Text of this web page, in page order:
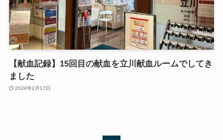
【献血記録】15回目の献血を立川献血ルームでしてき
ました
2024年2月17日